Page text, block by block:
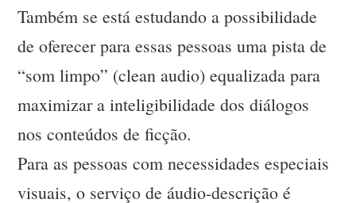
Também se está estudando a possibilidade
de oferecer para essas pessoas uma pista de
“som limpo” (clean audio) equalizada para
maximizar a inteligibilidade dos diálogos
nos conteúdos de ficção.
Para as pessoas com necessidades especiais
visuais, o serviço de áudio-descrição é